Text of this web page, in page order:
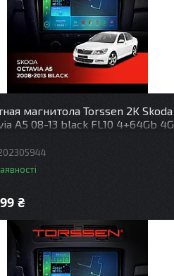
магнитола Torssen 2K Skoda
A5 08-13 black FL10 4+64Gb 4G
₴